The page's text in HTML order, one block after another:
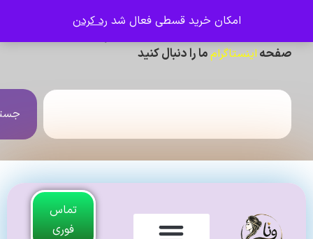
امکان خرید قسطی فعال شدرد کردن
اینستاگرامما را دنبال کنید
جستجو
تماس
فوری